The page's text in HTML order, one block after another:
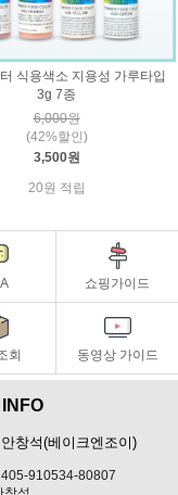
식용색소 지용성 가루타입
3g 7종
6,000원
(42%할인)
3,500원
20원 적립
쇼핑가이드
회 동영상 가이드
창석(베이크엔조이)
405-910534-80807